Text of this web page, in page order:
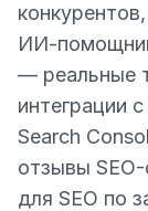
ИИ-
— реальные
интеграции
Search
отзывы
для SEO по